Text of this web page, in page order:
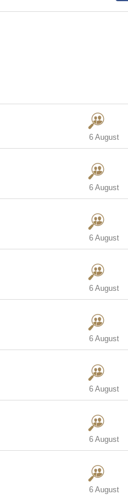
6 August
6 August
6 August
6 August
6 August
6 August
6 August
6 August